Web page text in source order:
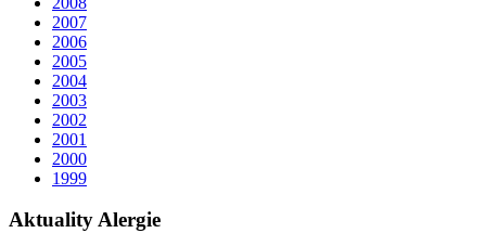
2007
2006
2005
2004
2003
2002
2001
2000
1999
Aktuality Alergie